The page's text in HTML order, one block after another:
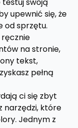
swoją
upewnić się, że
od sprzętu.
ręcznie
na stronie,
tekst,
pełną
ci się zbyt
narzędzi, które
Jednym z